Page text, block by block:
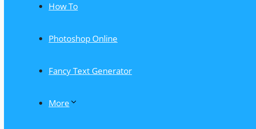
How To
Photoshop Online
Fancy Text Generator
More